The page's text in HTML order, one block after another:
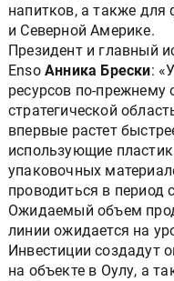
напитков, а также для
и Северной Америке.
Президент и главный
Enso Анника Брески:
ресурсов по-прежнему
стратегической
впервые растет
использующие
упаковочных
проводиться в период
Ожидаемый объем
линии ожидается на
Инвестиции создадут
на объекте в Оулу, а